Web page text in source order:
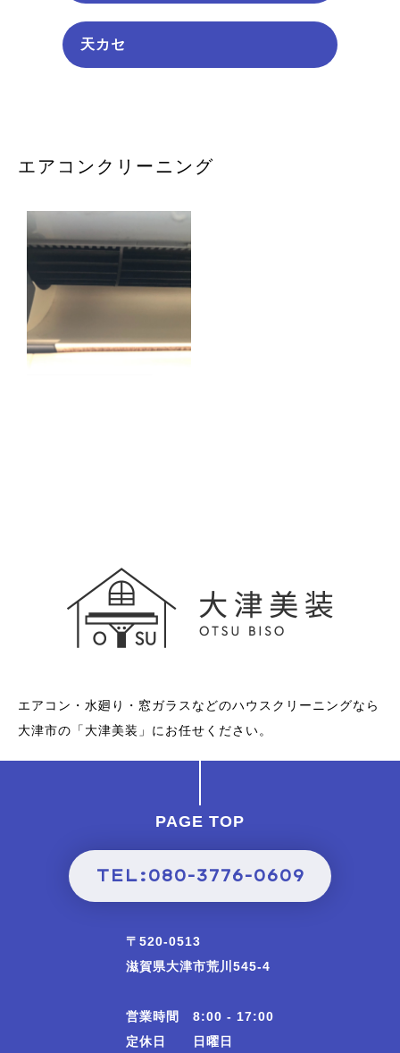
天カセ
エアコンクリーニング
エアコン・水廻り・窓ガラスなどのハウスクリーニングなら
大津市の「大津美装」にお任せください。
PAGE TOP
TEL:080-3776-0609
〒520-0513
滋賀県大津市荒川545-4
営業時間 8:00 - 17:00
定休日 日曜日